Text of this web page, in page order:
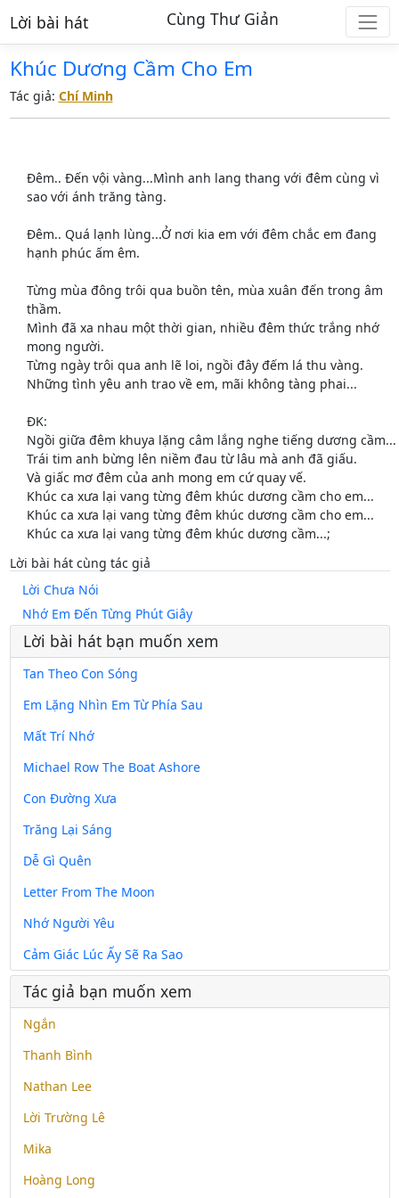
Lời bài hát Cùng Thư Giản
Khúc Dương Cầm Cho Em
Tác giả: Chí Minh
Đêm.. Đến vội vàng...Mình anh lang thang với đêm cùng vì
sao với ánh trăng tàng.
Đêm.. Quá lạnh lùng...Ở nơi kia em với đêm chắc em đang
hạnh phúc ấm êm.
Từng mùa đông trôi qua buồn tên, mùa xuân đến trong âm
thầm.
Mình đã xa nhau một thời gian, nhiều đêm thức trắng nhớ
mong người.
Từng ngày trôi qua anh lẽ loi, ngồi đây đếm lá thu vàng.
Những tình yêu anh trao về em, mãi không tàng phai...
ĐK:
Ngồi giữa đêm khuya lặng câm lắng nghe tiếng dương cầm...
Trái tim anh bừng lên niềm đau từ lâu mà anh đã giấu.
Và giấc mơ đêm của anh mong em cứ quay vế.
Khúc ca xưa lại vang từng đêm khúc dương cầm cho em...
Khúc ca xưa lại vang từng đêm khúc dương cầm cho em...
Khúc ca xưa lại vang từng đêm khúc dương cầm...;
Lời bài hát cùng tác giả
Lời Chưa Nói
Nhớ Em Đến Từng Phút Giây
Lời bài hát bạn muốn xem
Tan Theo Con Sóng
Em Lặng Nhìn Em Từ Phía Sau
Mất Trí Nhớ
Michael Row The Boat Ashore
Con Đường Xưa
Trăng Lại Sáng
Dễ Gì Quên
Letter From The Moon
Nhớ Người Yêu
Cảm Giác Lúc Ấy Sẽ Ra Sao
Tác giả bạn muốn xem
Ngắn
Thanh Bình
Nathan Lee
Lời Trường Lê
Mika
Hoàng Long